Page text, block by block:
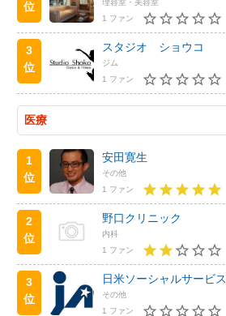
位
1 ファン
3
位
スタジオ ショウコ
ジム
1 ファン
医療
1
位
安田寛生
その他
1 ファン
2
位
野口クリニック
内科
1 ファン
3
位
日米ソーシャルサービス
その他
1 ファン